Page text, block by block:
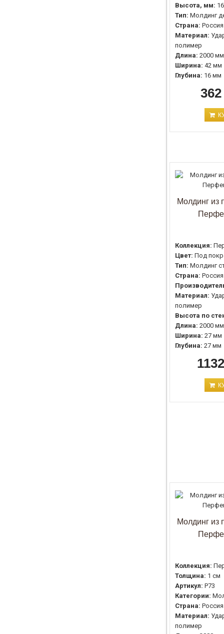
Высота, мм:
Тип: Молдинг
Страна: Россия
Материал:
полимер
Длина: 2000 мм
Ширина: 42 мм
Глубина: 16 мм
Молдинг из
Коллекция:
Цвет: Под
Тип: Молдинг
Страна: Россия
Материал:
полимер
Высота по
Длина: 2000 мм
Ширина: 27 мм
Глубина: 27 мм
Молдинг из
Коллекция:
Толщина: 1 см
Артикул: P73
Категории:
Страна: Россия
Материал:
полимер